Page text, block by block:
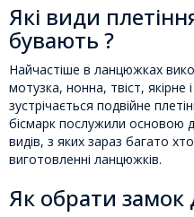
Які види
бувають ?
Найчастіше в ланцюжках
мотузка, нонна, твіст, якірне
зустрічається подвійне
бісмарк послужили основою
видів, з яких зараз багато
виготовленні ланцюжків.
Як обрати